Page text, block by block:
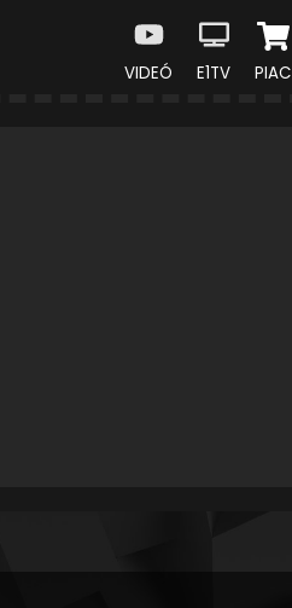
VIDEÓ E1TV PIAC